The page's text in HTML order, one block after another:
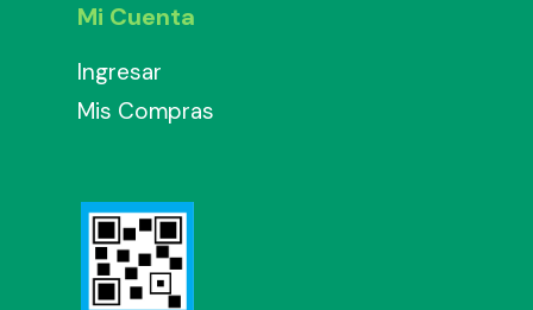
Mi Cuenta
Ingresar
Mis Compras